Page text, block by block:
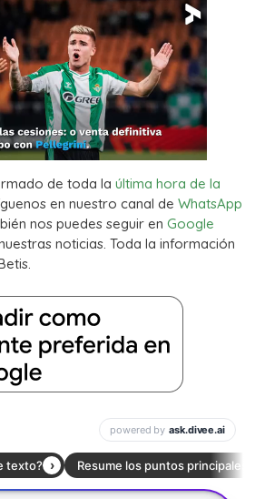
de toda la última hora de la
en nuestro canal de WhatsApp
nos puedes seguir en Google
noticias. Toda la información